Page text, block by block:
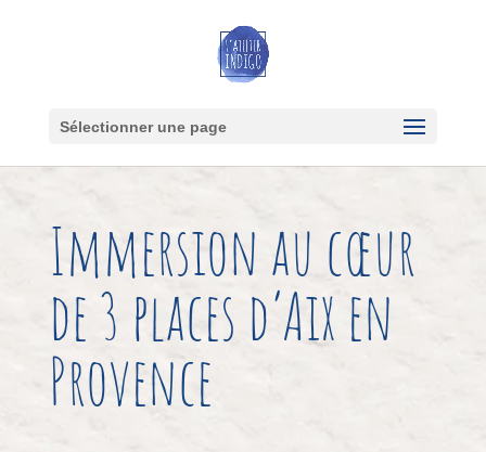
Sélectionner une page
Immersion au cœur
de 3 places d’Aix en
Provence